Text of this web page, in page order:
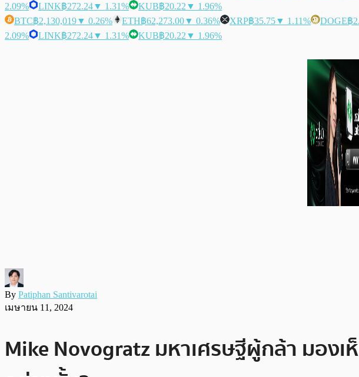
2.09%
LINK฿272.24▼ 1.31% KUB฿20.22 ▼ 1.96%
BTC฿2,130,019▼ 0.26% ETH฿62,273.00▼ 0.36% XRP฿35.75▼ 1.11% DOGE฿
2.09%
LINK฿272.24▼ 1.31% KUB฿20.22 ▼ 1.96%
By Patiphan Santivarotai
เมษายน 11, 2024
Mike Novogratz มหาเศรษฐีผู้กล้า มองเ